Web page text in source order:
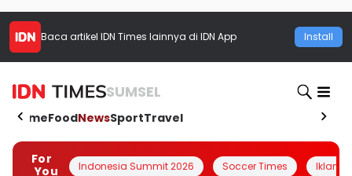
Baca artikel IDN Times lainnya di IDN App Install
SUMSEL
HomeFoodNewsSportTravel
For
You
Indonesia Summit 2026 Soccer Times Iklanin